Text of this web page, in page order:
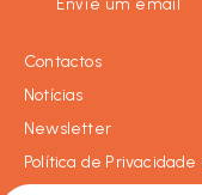
Envie um email
Contactos
Notícias
Newsletter
Política de